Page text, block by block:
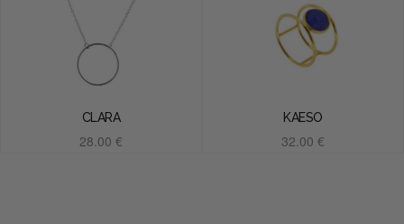
CLARA
28.00 €
KAESO
32.00 €